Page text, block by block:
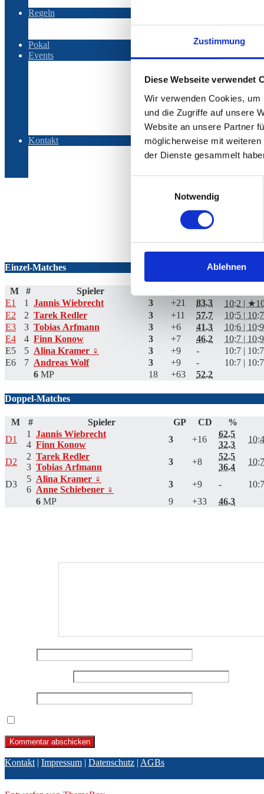
Zustimmung
Diese Webseite verwendet
Wir verwenden Cookies,
und die Zugriffe auf unsere
Website an unsere Partner
möglicherweise mit
der Dienste gesammelt
Notwendig
Ablehnen
Regeln
Pokal
Events
Baltic Searies 2025
Kontakt
Einzel-Matches
M # Spieler
E1
1 Jannis Wiebrecht 3 +21 83.3 10:2 |
E2
2 Tarek Redler 3 +11 57.7 10:5 |
E3
3 Tobias Arfmann 3 +6 41.3 10:6 |
E4
4 Finn Konow 3 +7 46.2 10:7 |
E5
5 Alina Kramer ♀ 3 +9 - 10:7 |
E6
7 Andreas Wolf 3 +9 - 10:7 |
6 MP 18 +63 52.2
Doppel-Matches
M # Spieler GP CD %
D1
1
4
Jannis Wiebrecht
Finn Konow
3 +16
62.5
32.3
D2
2
3
Tarek Redler
Tobias Arfmann
3 +8
52.5
36.4
D3
5
6
Alina Kramer ♀
Anne Schiebener ♀
3 +9 -
6 MP 9 +33 46.3
Kontakt | Impressum | Datenschutz | AGBs